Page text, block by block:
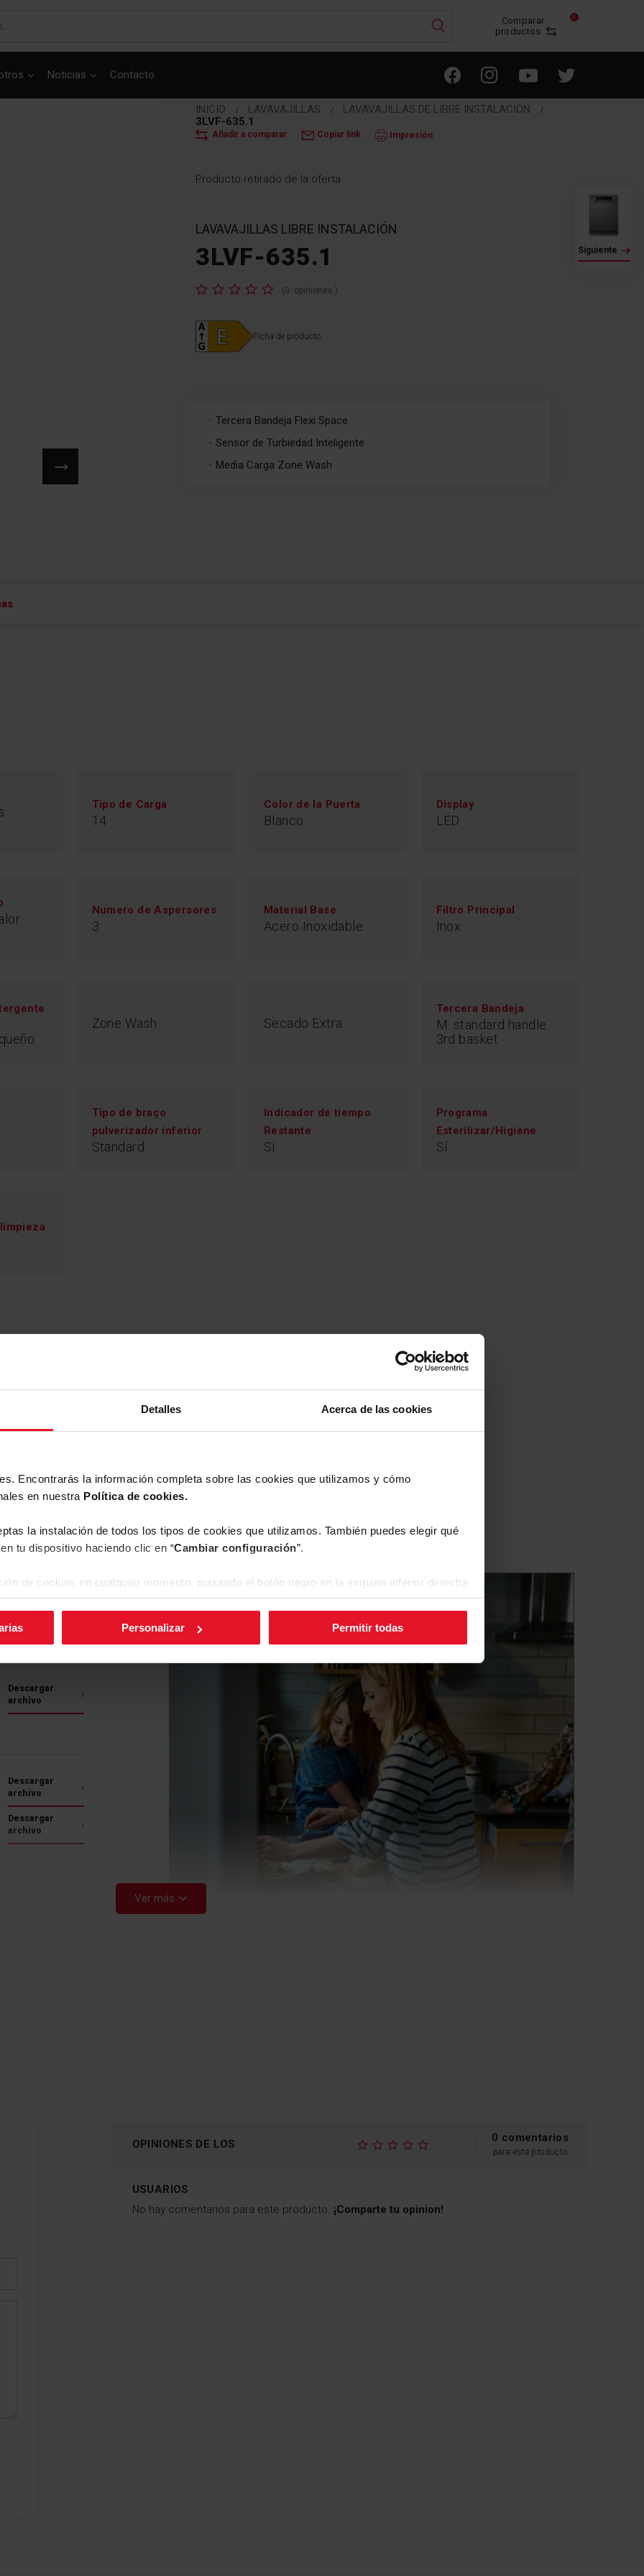
Detalles Acerca de las cookies
Encontrarás la información completa sobre las cookies que utilizamos y cómo
en nuestra Política de cookies.
la instalación de todos los tipos de cookies que utilizamos. También puedes elegir qué
tu dispositivo haciendo clic en “Cambiar configuración”.
de cookies en cualquier momento, pulsando el botón negro en la esquina inferior derecha
Personalizar Permitir todas
Comparar
productos
0
Noticias Contacto
Siguiente
INICIO LAVAVAJILLAS
LAVAVAJILLAS DE LIBRE INSTALACIÓN
3LVF-635.1
Añadir a comparar Copiar link Impresión
Producto retirado de la oferta
LAVAVAJILLAS LIBRE INSTALACIÓN
3LVF-635.1
Valoración: (0 opiniones )
Ficha de producto
Tercera Bandeja Flexi Space
Sensor de Turbiedad Inteligente
Media Carga Zone Wash
Tipo de Carga
14
Color de la Puerta
Blanco
Display
LED
Numero de Aspersores
3
Material Base
Acero Inoxidable
Filtro Principal
Inox
Zone Wash Secado Extra
Tercera Bandeja
M. standard handle
3rd basket
Tipo de braço
pulverizador inferior
Standard
Indicador de tiempo
Restante
Sí
Programa
Esterilizar/Higiene
Sí
Descargar
archivo
Descargar
archivo
Descargar
archivo
Ver más
OPINIONES DE LOS
USUARIOS
0 comentarios
para este producto
No hay comentarios para este producto. ¡Comparte tu opinion!